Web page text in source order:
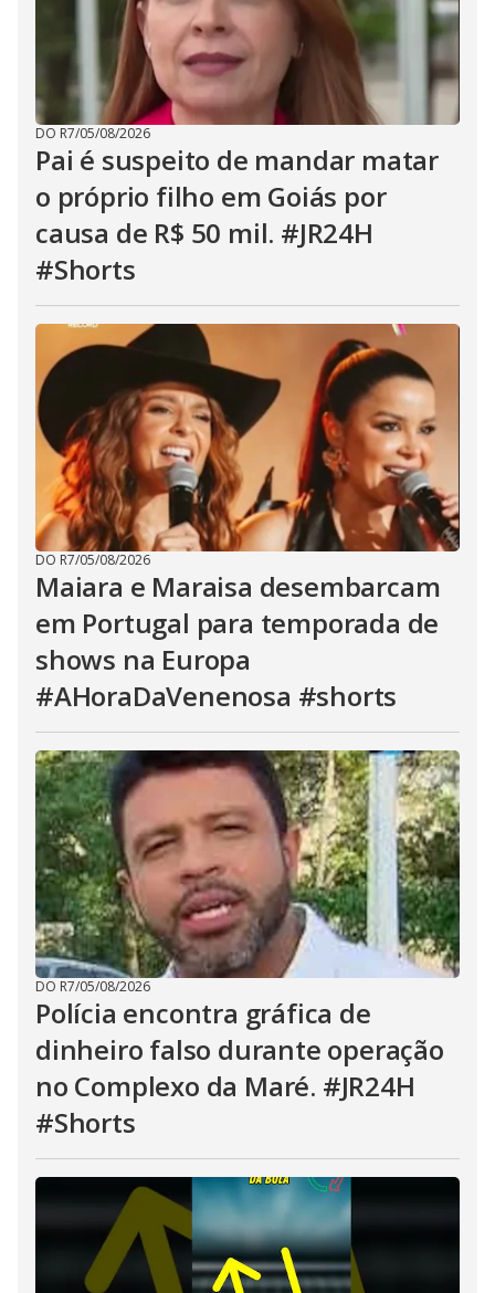
DO R7/05/08/2026
Pai é suspeito de mandar matar
o próprio filho em Goiás por
causa de R$ 50 mil. #JR24H
#Shorts
DO R7/05/08/2026
Maiara e Maraisa desembarcam
em Portugal para temporada de
shows na Europa
#AHoraDaVenenosa #shorts
DO R7/05/08/2026
Polícia encontra gráfica de
dinheiro falso durante operação
no Complexo da Maré. #JR24H
#Shorts